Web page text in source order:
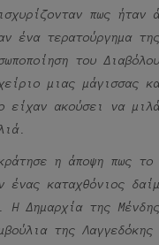
πως ήταν
ένα τερατούργημα
του
μιας μάγισσας
είχαν ακούσει να
η άποψη πως το
ένας καταχθόνιος
Η Δημαρχία της
της Λαγγεδόκης